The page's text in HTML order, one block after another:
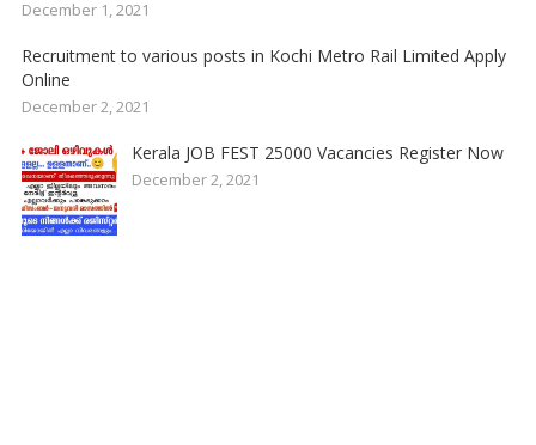
December 1, 2021
Recruitment to various posts in Kochi Metro Rail Limited Apply
Online
December 2, 2021
Kerala JOB FEST 25000 Vacancies Register Now
December 2, 2021